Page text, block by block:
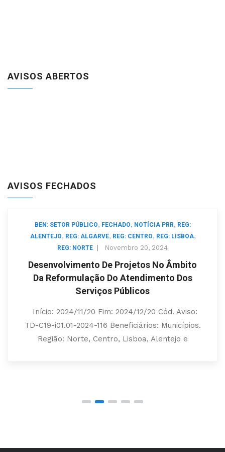
AVISOS ABERTOS
AVISOS FECHADOS
BEN: SETOR PÚBLICO, FECHADO, NOTÍCIA PRR, REG:
ALENTEJO, REG: ALGARVE, REG: CENTRO, REG: LISBOA,
REG: NORTE Novembro 20, 2024
Desenvolvimento De Projetos No Âmbito
Da Reformulação Do Atendimento Dos
Serviços Públicos
Início: 2024/11/20 Fim: 2024/12/20 Cód. Aviso:
TD-C19-i01.01-2024-116 Beneficiários: Municípios.
Região: Norte, Centro, Lisboa, Alentejo e